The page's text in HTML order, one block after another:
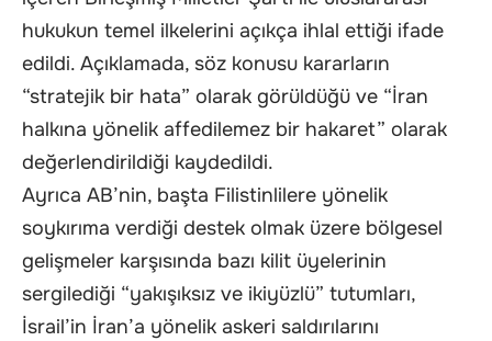
hukukun temel ilkelerini açıkça ihlal ettiği ifade
edildi. Açıklamada, söz konusu kararların
“stratejik bir hata” olarak görüldüğü ve “İran
halkına yönelik affedilemez bir hakaret” olarak
değerlendirildiği kaydedildi.
Ayrıca AB’nin, başta Filistinlilere yönelik
soykırıma verdiği destek olmak üzere bölgesel
gelişmeler karşısında bazı kilit üyelerinin
sergilediği “yakışıksız ve ikiyüzlü” tutumları,
İsrail’in İran’a yönelik askeri saldırılarını